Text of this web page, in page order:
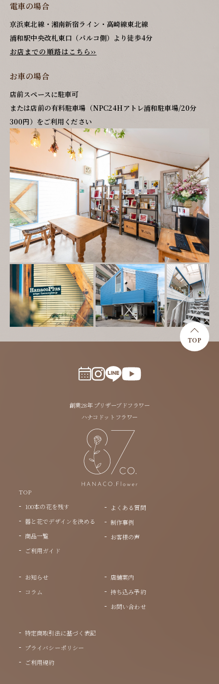
電車の場合
京浜東北線・湘南新宿ライン・高崎線東北線
浦和駅中央改札東口（パルコ側）より徒歩4分
お店までの順路はこちら››
お車の場合
店前スペースに駐車可
または店前の有料駐車場（NPC24Hアトレ浦和駐車場/20分
300円）をご利用ください
TOP
TOP
100本の花を残す
器と花でデザインを決める
商品一覧
ご利用ガイド
よくある質問
制作事例
お客様の声
お知らせ
コラム
店舗案内
持ち込み予約
お問い合わせ
特定商取引法に基づく表記
プライバシーポリシー
ご利用規約
創業28年 プリザーブドフラワー
ハナコドットフラワー